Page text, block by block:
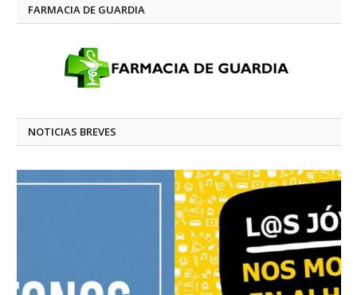
FARMACIA DE GUARDIA
NOTICIAS BREVES